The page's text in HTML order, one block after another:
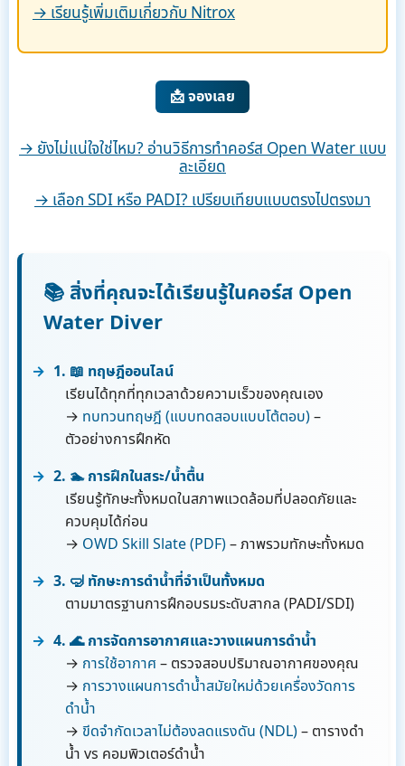
→ เรียนรู้เพิ่มเติมเกี่ยวกับ Nitrox
📩 จองเลย
→ ยังไม่แน่ใจใช่ไหม? อ่านวิธีการทำคอร์ส Open Water แบบ
ละเอียด
→ เลือก SDI หรือ PADI? เปรียบเทียบแบบตรงไปตรงมา
📚 สิ่งที่คุณจะได้เรียนรู้ในคอร์ส Open
Water Diver
1. 📖 ทฤษฎีออนไลน์
เรียนได้ทุกที่ทุกเวลาด้วยความเร็วของคุณเอง
→ ทบทวนทฤษฎี (แบบทดสอบแบบโต้ตอบ)–
ตัวอย่างการฝึกหัด
2. 🏊 การฝึกในสระ/น้ำตื้น
เรียนรู้ทักษะทั้งหมดในสภาพแวดล้อมที่ปลอดภัยและ
ควบคุมได้ก่อน
→ OWD Skill Slate (PDF)– ภาพรวมทักษะทั้งหมด
3. 🤿 ทักษะการดำน้ำที่จำเป็นทั้งหมด
ตามมาตรฐานการฝึกอบรมระดับสากล (PADI/SDI)
4. 🌊 การจัดการอากาศและวางแผนการดำน้ำ
→ การใช้อากาศ – ตรวจสอบปริมาณอากาศของคุณ
→ การวางแผนการดำน้ำสมัยใหม่ด้วยเครื่องวัดการ
ดำน้ำ
→ ขีดจำกัดเวลาไม่ต้องลดแรงดัน (NDL)– ตารางดำ
น้ำ vs คอมพิวเตอร์ดำน้ำ